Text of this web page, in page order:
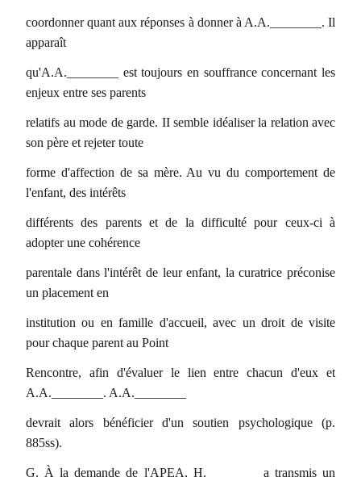
coordonner quant aux réponses à donner à A.A.________. Il
apparaît
qu'A.A.________ est toujours en souffrance concernant les
enjeux entre ses parents
relatifs au mode de garde. II semble idéaliser la relation avec
son père et rejeter toute
forme d'affection de sa mère. Au vu du comportement de
l'enfant, des intérêts
différents des parents et de la difficulté pour ceux-ci à
adopter une cohérence
parentale dans l'intérêt de leur enfant, la curatrice préconise
un placement en
institution ou en famille d'accueil, avec un droit de visite
pour chaque parent au Point
Rencontre, afin d'évaluer le lien entre chacun d'eux et
A.A.________. A.A.________
devrait alors bénéficier d'un soutien psychologique (p.
885ss).
G. À la demande de l'APEA, H.________ a transmis un